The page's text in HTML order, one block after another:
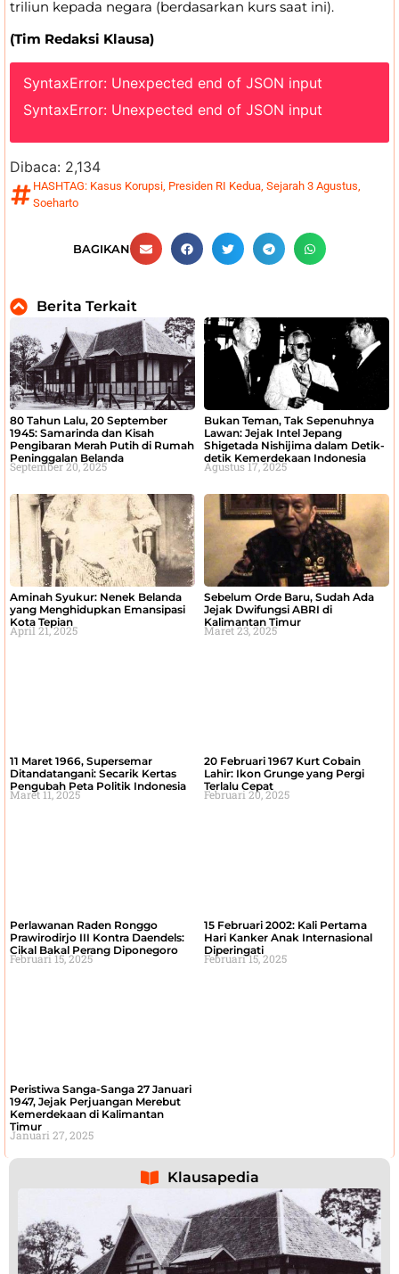
triliun kepada negara (berdasarkan kurs saat ini).
(Tim Redaksi Klausa)
SyntaxError: Unexpected end of JSON input
SyntaxError: Unexpected end of JSON input
Dibaca: 2,134
HASHTAG: Kasus Korupsi, Presiden RI Kedua, Sejarah 3 Agustus,
Soeharto
BAGIKAN
Berita Terkait
80 Tahun Lalu, 20 September
1945: Samarinda dan Kisah
Pengibaran Merah Putih di Rumah
Peninggalan Belanda
September 20, 2025
Bukan Teman, Tak Sepenuhnya
Lawan: Jejak Intel Jepang
Shigetada Nishijima dalam Detik-
detik Kemerdekaan Indonesia
Agustus 17, 2025
Aminah Syukur: Nenek Belanda
yang Menghidupkan Emansipasi
Kota Tepian
April 21, 2025
Sebelum Orde Baru, Sudah Ada
Jejak Dwifungsi ABRI di
Kalimantan Timur
Maret 23, 2025
11 Maret 1966, Supersemar
Ditandatangani: Secarik Kertas
Pengubah Peta Politik Indonesia
Maret 11, 2025
20 Februari 1967 Kurt Cobain
Lahir: Ikon Grunge yang Pergi
Terlalu Cepat
Februari 20, 2025
Perlawanan Raden Ronggo
Prawirodirjo III Kontra Daendels:
Cikal Bakal Perang Diponegoro
Februari 15, 2025
15 Februari 2002: Kali Pertama
Hari Kanker Anak Internasional
Diperingati
Februari 15, 2025
Peristiwa Sanga-Sanga 27 Januari
1947, Jejak Perjuangan Merebut
Kemerdekaan di Kalimantan
Timur
Januari 27, 2025
Klausapedia